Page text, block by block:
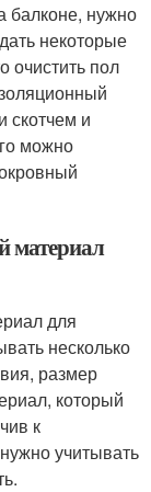
балконе, нужно
некоторые
очистить пол
скотчем и
можно
материал
для
несколько
размер
который
к
учитывать